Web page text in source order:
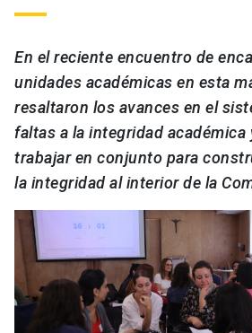
En el reciente encuentro de
unidades académicas en esta
resaltaron los avances en el
faltas a la integridad académica
trabajar en conjunto para
la integridad al interior de la